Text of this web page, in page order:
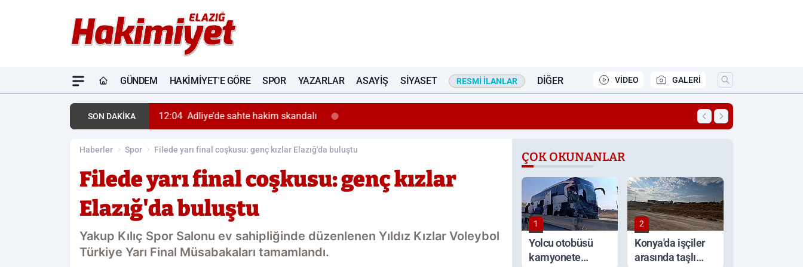
GÜNDEM HAKIMIYET'E GÖRE SPOR YAZARLAR ASAYIŞ SIYASET RESMI İLANLAR DIĞER VİDEO GALERİ
SON DAKİKA 11:48
Haberler Spor Filede yarı final coşkusu: genç kızlar Elazığ'da buluştu
Filede yarı final coşkusu: genç kızlar
Elazığ'da buluştu
Yakup Kılıç Spor Salonu ev sahipliğinde düzenlenen Yıldız Kızlar Voleybol
Türkiye Yarı Final Müsabakaları tamamlandı.
ÇOK OKUNANLAR
1
Yolcu otobüsü
kamyonete
2
Konya'da işçiler
arasında taşlı